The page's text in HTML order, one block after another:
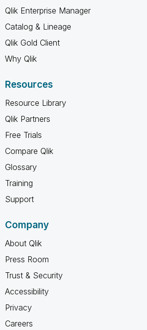
Qlik Enterprise Manager
Catalog & Lineage
Qlik Gold Client
Why Qlik
Resources
Resource Library
Qlik Partners
Free Trials
Compare Qlik
Glossary
Training
Support
Company
About Qlik
Press Room
Trust & Security
Accessibility
Privacy
Careers